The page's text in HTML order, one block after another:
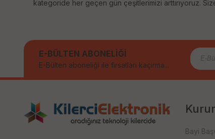
kategoride her geçen gün çeşitlerimizi arttırıyoruz.
E-BÜLTEN ABONELİĞİ
E-Bülten aboneliği ile fırsatları kaçırma...
Bayi